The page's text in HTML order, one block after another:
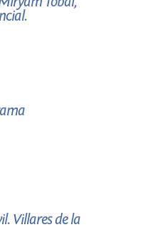
Villares de la